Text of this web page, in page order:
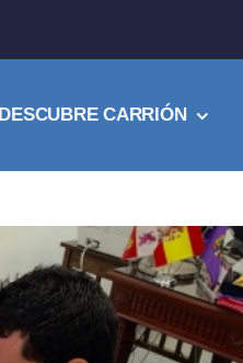
DESCUBRE CARRIÓN